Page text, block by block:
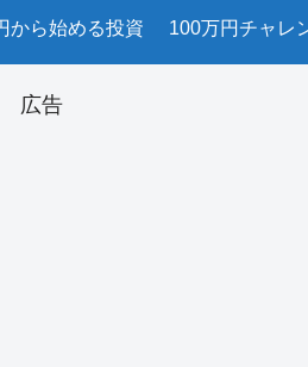
から始める投資 100万円チャレ
広告